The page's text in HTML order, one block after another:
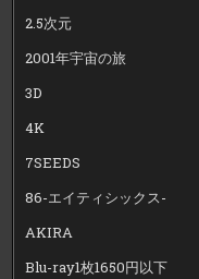
2.5次元
2001年宇宙の旅
3D
4K
7SEEDS
86-エイティシックス-
AKIRA
Blu-ray1枚1650円以下